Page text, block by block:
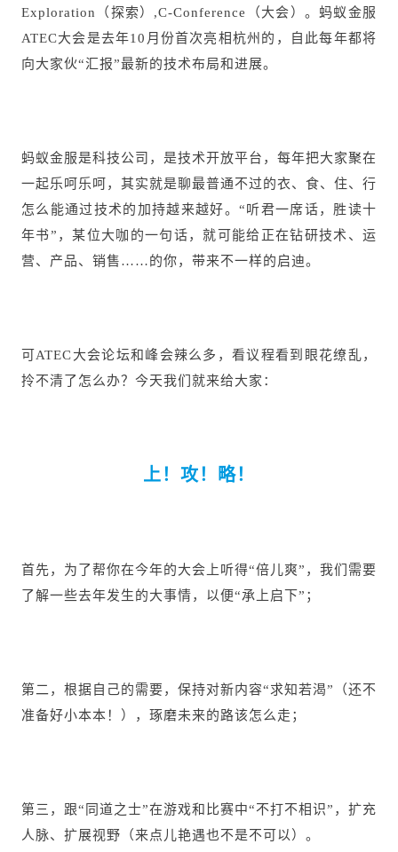
Exploration（探索）,C-Conference（大会）。蚂蚁金服
ATEC大会是去年10月份首次亮相杭州的，自此每年都将
向大家伙“汇报”最新的技术布局和进展。
蚂蚁金服是科技公司，是技术开放平台，每年把大家聚在
一起乐呵乐呵，其实就是聊最普通不过的衣、食、住、行
怎么能通过技术的加持越来越好。“听君一席话，胜读十
年书”，某位大咖的一句话，就可能给正在钻研技术、运
营、产品、销售……的你，带来不一样的启迪。
可ATEC大会论坛和峰会辣么多，看议程看到眼花缭乱，
拎不清了怎么办？今天我们就来给大家：
上！攻！略！
首先，为了帮你在今年的大会上听得“倍儿爽”，我们需要
了解一些去年发生的大事情，以便“承上启下”；
第二，根据自己的需要，保持对新内容“求知若渴”（还不
准备好小本本！），琢磨未来的路该怎么走；
第三，跟“同道之士”在游戏和比赛中“不打不相识”，扩充
人脉、扩展视野（来点儿艳遇也不是不可以）。